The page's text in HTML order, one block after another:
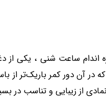
ساعت شنی ، یکی از
در آن دور کمر باریک‌تر
نمادی از زیبایی و تناسب